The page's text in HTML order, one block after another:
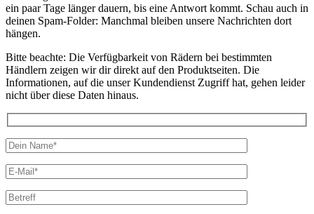
ein paar Tage länger dauern, bis eine Antwort kommt. Schau auch in
deinen Spam-Folder: Manchmal bleiben unsere Nachrichten dort
hängen.
Bitte beachte: Die Verfügbarkeit von Rädern bei bestimmten
Händlern zeigen wir dir direkt auf den Produktseiten. Die
Informationen, auf die unser Kundendienst Zugriff hat, gehen leider
nicht über diese Daten hinaus.
Name*
E-
Mail*
Betreff